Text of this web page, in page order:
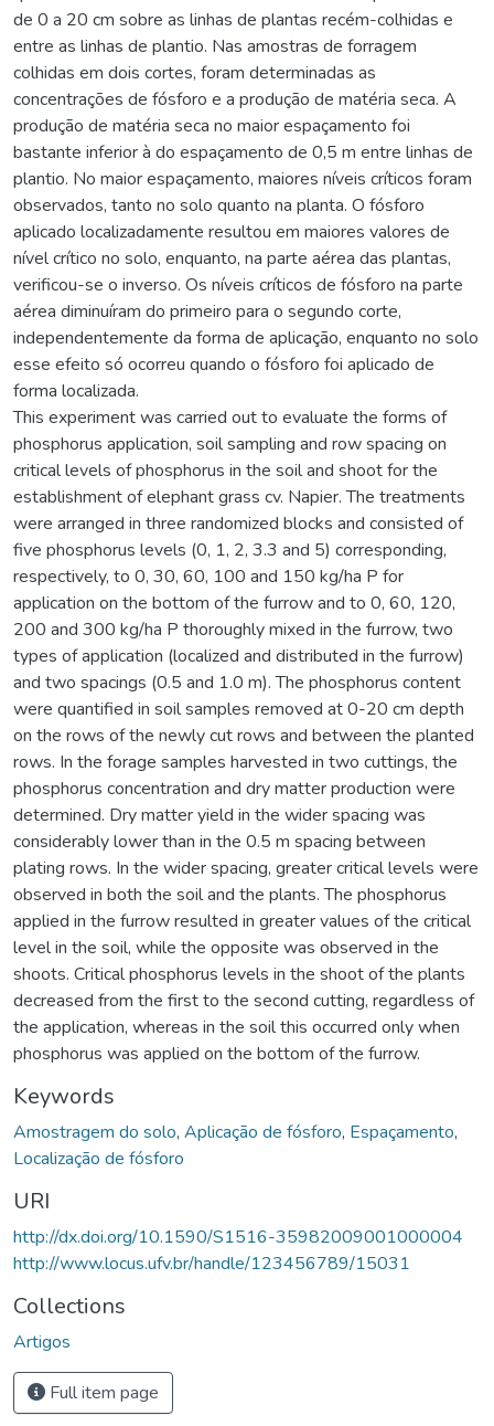
de 0 a 20 cm sobre as linhas de plantas recém-colhidas e
entre as linhas de plantio. Nas amostras de forragem
colhidas em dois cortes, foram determinadas as
concentrações de fósforo e a produção de matéria seca. A
produção de matéria seca no maior espaçamento foi
bastante inferior à do espaçamento de 0,5 m entre linhas de
plantio. No maior espaçamento, maiores níveis críticos foram
observados, tanto no solo quanto na planta. O fósforo
aplicado localizadamente resultou em maiores valores de
nível crítico no solo, enquanto, na parte aérea das plantas,
verificou-se o inverso. Os níveis críticos de fósforo na parte
aérea diminuíram do primeiro para o segundo corte,
independentemente da forma de aplicação, enquanto no solo
esse efeito só ocorreu quando o fósforo foi aplicado de
forma localizada.
This experiment was carried out to evaluate the forms of
phosphorus application, soil sampling and row spacing on
critical levels of phosphorus in the soil and shoot for the
establishment of elephant grass cv. Napier. The treatments
were arranged in three randomized blocks and consisted of
five phosphorus levels (0, 1, 2, 3.3 and 5) corresponding,
respectively, to 0, 30, 60, 100 and 150 kg/ha P for
application on the bottom of the furrow and to 0, 60, 120,
200 and 300 kg/ha P thoroughly mixed in the furrow, two
types of application (localized and distributed in the furrow)
and two spacings (0.5 and 1.0 m). The phosphorus content
were quantified in soil samples removed at 0-20 cm depth
on the rows of the newly cut rows and between the planted
rows. In the forage samples harvested in two cuttings, the
phosphorus concentration and dry matter production were
determined. Dry matter yield in the wider spacing was
considerably lower than in the 0.5 m spacing between
plating rows. In the wider spacing, greater critical levels were
observed in both the soil and the plants. The phosphorus
applied in the furrow resulted in greater values of the critical
level in the soil, while the opposite was observed in the
shoots. Critical phosphorus levels in the shoot of the plants
decreased from the first to the second cutting, regardless of
the application, whereas in the soil this occurred only when
phosphorus was applied on the bottom of the furrow.
Keywords
Amostragem do solo, Aplicação de fósforo, Espaçamento,
Localização de fósforo
URI
http://dx.doi.org/10.1590/S1516-35982009001000004
http://www.locus.ufv.br/handle/123456789/15031
Collections
Artigos
Full item page